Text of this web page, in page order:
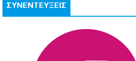
ΣΥΝΕΝΤΕΥΞΕΙΣ